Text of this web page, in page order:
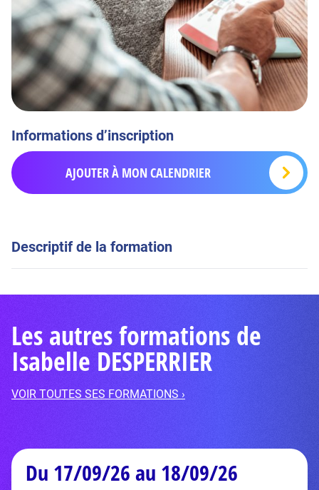
Informations d’inscription
AJOUTER À MON CALENDRIER
Descriptif de la formation
Les autres formations de
Isabelle DESPERRIER
VOIR TOUTES SES FORMATIONS ›
Du 17/09/26 au 18/09/26